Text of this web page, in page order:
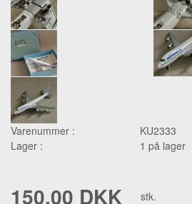
Varenummer :
KU2333
Lager :
1 på lager
150,00 DKK stk.